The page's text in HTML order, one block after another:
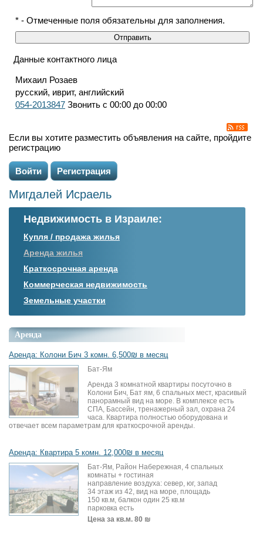
* - Отмеченные поля обязательны для заполнения.
Данные контактного лица
Михаил Розаев
русский, иврит, английский
054-2013847 Звонить с 00:00 до 00:00
Если вы хотите разместить объявления на сайте, пройдите
регистрацию
Войти Регистрация
Мигдалей Исраель
Недвижимость в Израиле:
Купля / продажа жилья
Аренда жилья
Краткосрочная аренда
Коммерческая недвижимость
Земельные участки
Аренда
Аренда: Колони Бич 3 комн. 6,500₪ в месяц
Бат-Ям
Аренда 3 комнатной квартиры посуточно в
Колони Бич, Бат ям, 6 спальных мест, красивый
панорамный вид на море. В комплексе есть
СПА, Бассейн, тренажерный зал, охрана 24
часа. Квартира полностью оборудована и
отвечает всем параметрам для краткосрочной аренды.
Аренда: Квартира 5 комн. 12,000₪ в месяц
Бат-Ям, Район Набережная, 4 спальных
комнаты + гостиная
направление воздуха: север, юг, запад
34 этаж из 42, вид на море, площадь
150 кв.м, балкон один 25 кв.м
парковка есть
Цена за кв.м. 80 ₪